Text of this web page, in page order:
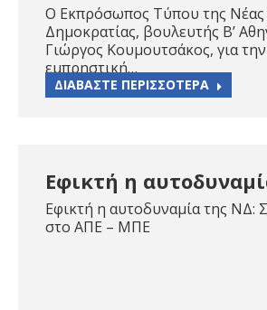
Ο Εκπρόσωπος Τύπου της Νέας
Δημοκρατίας, βουλευτής Β’
Γιώργος Κουμουτσάκος, για την
εμπρηστική…
ΔΙΑΒΑΣΤΕ ΠΕΡΙΣΣΟΤΕΡΑ
Εφικτή η
Εφικτή η αυτοδυναμία της ΝΔ:
στο ΑΠΕ – ΜΠΕ